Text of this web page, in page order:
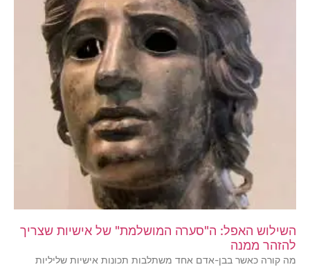
השילוש האפל: ה"סערה המושלמת" של אישיות שצריך
להזהר ממנה
מה קורה כאשר בבן-אדם אחד משתלבות תכונות אישיות שליליות